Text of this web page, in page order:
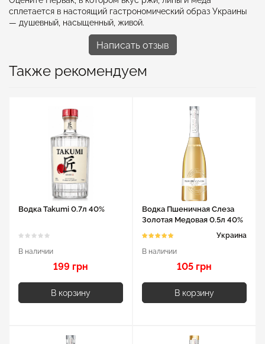
сплетается в настоящий гастрономический образ Украины
— душевный, насыщенный, живой.
Написать отзыв
Также рекомендуем
Водка Takumi 0.7л 40%
В наличии
199 грн
В корзину
Водка Пшеничная Слеза
Золотая Медовая 0.5л 40%
Украина
В наличии
105 грн
В корзину